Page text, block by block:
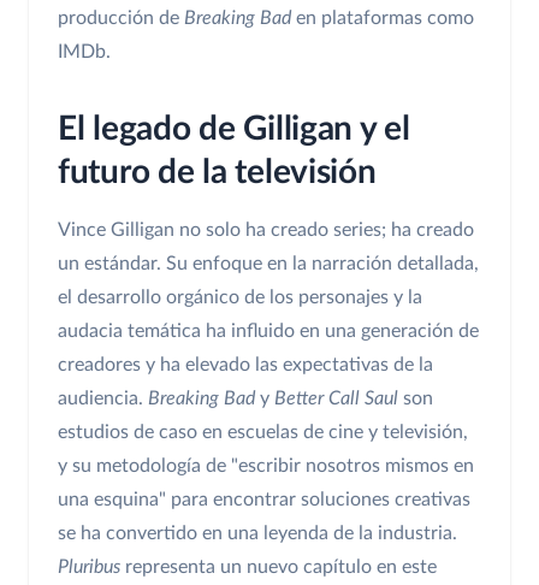
producción de Breaking Bad en plataformas como
IMDb.
El legado de Gilligan y el
futuro de la televisión
Vince Gilligan no solo ha creado series; ha creado
un estándar. Su enfoque en la narración detallada,
el desarrollo orgánico de los personajes y la
audacia temática ha influido en una generación de
creadores y ha elevado las expectativas de la
audiencia. Breaking Bad y Better Call Saul son
estudios de caso en escuelas de cine y televisión,
y su metodología de "escribir nosotros mismos en
una esquina" para encontrar soluciones creativas
se ha convertido en una leyenda de la industria.
Pluribus representa un nuevo capítulo en este